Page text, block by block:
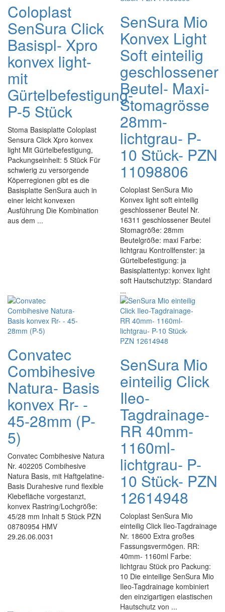
Coloplast
SenSura Click
Basispl- Xpro
konvex light-
mit
Gürtelbefestigung-
P-5 Stück
Stoma Basisplatte Coloplast
Sensura Click Xpro konvex
light Mit Gürtelbefestigung,
Packungseinheit: 5 Stück Für
schwierig zu versorgende
Köperregionen gibt es die
Basisplatte SenSura auch in
einer leicht konvexen
Ausführung Die Kombination
aus dem ...
SenSura Mio
Konvex Light
Soft einteilig
geschlossener
Beutel- Maxi-
Stomagrösse
28mm-
lichtgrau- P-
10 Stück- PZN
11098806
Coloplast SenSura Mio
Konvex light soft einteilig
geschlossener Beutel Nr.
16311 geschlossener Beutel
Stomagröße: 28mm
Beutelgröße: maxi Farbe:
lichtgrau Kontrollfenster: ja
Gürtelbefestigung: ja
Basisplattentyp: konvex light
soft Hautschutztyp: Standard
...
Convatec
Combihesive
Natura- Basis
konvex Rr- -
45-28mm (P-
5)
Convatec Combihesive Natura
Nr. 402205 Combihesive
Natura Basis, mit Haftgelatine-
Basis Durahesive rund flexible
Klebefläche vorgestanzt,
konvex Rastring/Lochgröße:
45/28 mm Inhalt 5 Stück PZN
08780954 HMV
29.26.06.0031
SenSura Mio
einteilig Click
Ileo-
Tagdrainage-
RR 40mm-
1160ml-
lichtgrau- P-
10 Stück- PZN
12614948
Coloplast SenSura Mio
einteilig Click Ileo-Tagdrainage
Nr. 18600 Extra großes
Fassungsvermögen. RR:
40mm- 1160ml Farbe:
lichtgrau Stück pro Packung:
10 Die einteilige SenSura Mio
Ileo-Tagdrainage kombiniert
den einzigartigen elastischen
Hautschutz von ...